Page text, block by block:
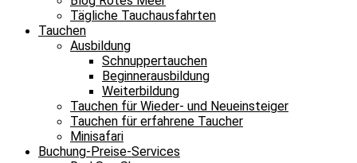
Tägliche Tauchausfahrten
Tauchen
Ausbildung
Schnuppertauchen
Beginnerausbildung
Weiterbildung
Tauchen für Wieder- und Neueinsteiger
Tauchen für erfahrene Taucher
Minisafari
Buchung-Preise-Services